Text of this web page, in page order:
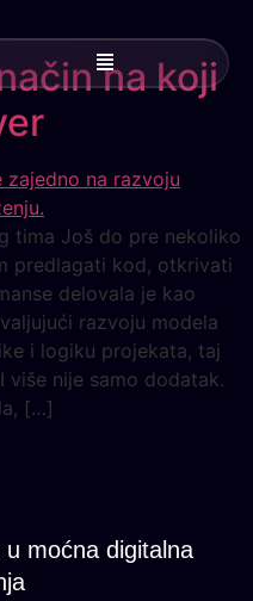
na koji
tima Još do pre nekoliko
predlagati kod, otkrivati
delovala je kao
razvoju modela
i logiku projekata, taj
više nije samo dodatak.
[…]
moćna digitalna